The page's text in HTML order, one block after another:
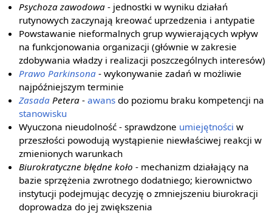
Psychoza zawodowa - jednostki w wyniku działań
rutynowych zaczynają kreować uprzedzenia i antypatie
Powstawanie nieformalnych grup wywierających wpływ
na funkcjonowania organizacji (głównie w zakresie
zdobywania władzy i realizacji poszczególnych interesów)
Prawo Parkinsona - wykonywanie zadań w możliwie
najpóźniejszym terminie
Zasada Petera -awans do poziomu braku kompetencji na
stanowisku
Wyuczona nieudolność - sprawdzone umiejętności w
przeszłości powodują wystąpienie niewłaściwej reakcji w
zmienionych warunkach
Biurokratyczne błędne koło - mechanizm działający na
bazie sprzężenia zwrotnego dodatniego; kierownictwo
instytucji podejmując decyzję o zmniejszeniu biurokracji
doprowadza do jej zwiększenia